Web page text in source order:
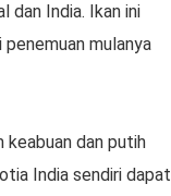
dan India. Ikan ini
mulanya
keabuan dan putih
India sendiri dapat